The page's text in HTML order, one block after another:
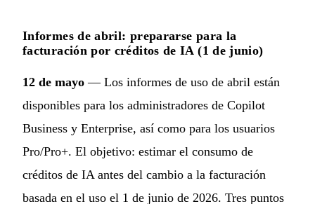
Informes de abril: prepararse para la
facturación por créditos de IA (1 de junio)
12 de mayo — Los informes de uso de abril están
disponibles para los administradores de Copilot
Business y Enterprise, así como para los usuarios
Pro/Pro+. El objetivo: estimar el consumo de
créditos de IA antes del cambio a la facturación
basada en el uso el 1 de junio de 2026. Tres puntos